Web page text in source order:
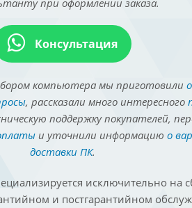
при оформлении заказа.
Консультация
компьютера мы приготовили
, рассказали много интересного
поддержку покупателей,
и уточнили информацию о
доставки ПК.
исключительно на
и постгарантийном